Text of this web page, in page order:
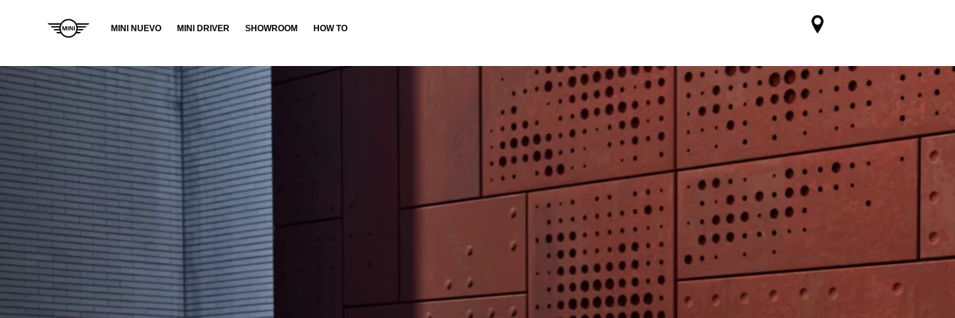
MINI NUEVO MINI DRIVER SHOWROOM HOW TO
NUEVO MINI COOPER
ELÉCTRICO.
›
NUEVO MINI ACEMAN. ›
NUEVO MINI COUNTRYMAN
ELÉCTRICO.
›
COMBUSTIÓN